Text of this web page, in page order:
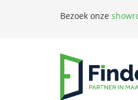
Bezoek onze